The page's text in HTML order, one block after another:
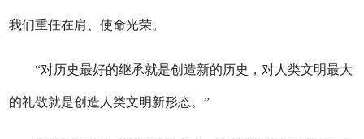
我们重任在肩、使命光荣。
“对历史最好的继承就是创造新的历史，对人类文明最大
的礼敬就是创造人类文明新形态。”